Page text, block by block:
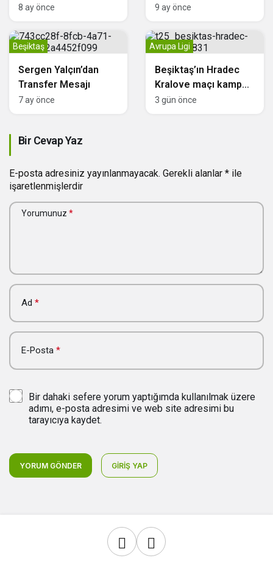
ARKA ADALESİNDE
8 ay önce
katılmayı garantiledi
9 ay önce
Sergen Yalçın’dan
Transfer Mesajı
Beşiktaş
7 ay önce
Beşiktaş’ın Hradec
Kralove maçı kamp
kadrosu açıklandı
Avrupa Ligi
3 gün önce
Bir Cevap Yaz
E-posta adresiniz yayınlanmayacak. Gerekli alanlar * ile
işaretlenmişlerdir
Yorumunuz *
Ad *
E-Posta *
Bir dahaki sefere yorum yaptığımda kullanılmak üzere
adımı, e-posta adresimi ve web site adresimi bu
tarayıcıya kaydet.
YORUM GÖNDER GIRIŞ YAP